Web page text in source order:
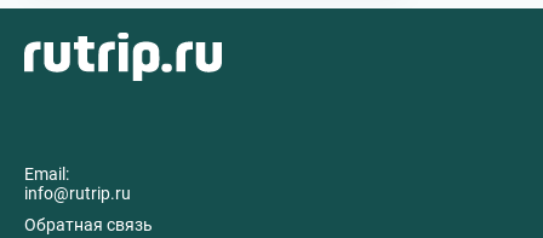
Email:
info@rutrip.ru
Обратная связь